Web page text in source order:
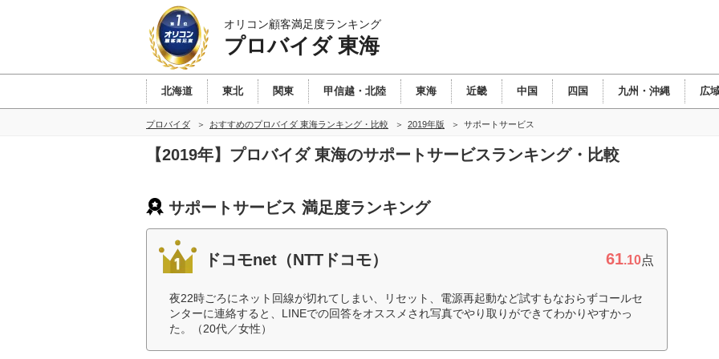
オリコン顧客満足度ランキング
プロバイダ 東海
北海道 東北 関東 甲信越・北陸 東海 近畿 中国 四国 九州・沖縄 広
プロバイダ おすすめのプロバイダ 東海ランキング・比較 2019年版 サポートサービス
【2019年】プロバイダ 東海のサポートサービスランキング・比較
サポートサービス 満足度ランキング
ドコモnet（NTTドコモ） 61.10点
夜22時ごろにネット回線が切れてしまい、リセット、電源再起動など試すもなおらずコールセ
ンターに連絡すると、LINEでの回答をオススメされ写真でやり取りができてわかりやすかっ
た。（20代／女性）